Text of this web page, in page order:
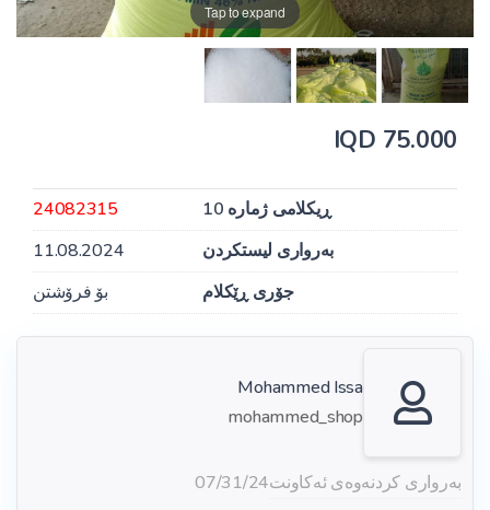
Tap to expand
75.000 IQD
ڕیکلامی ژمارە 10
24082315
بەرواری لیستکردن
11.08.2024
جۆری ڕێکلام
بۆ فرۆشتن
Mohammed Issa
mohammed_shop
بەرواری کردنەوەی ئەکاونت07/31/24